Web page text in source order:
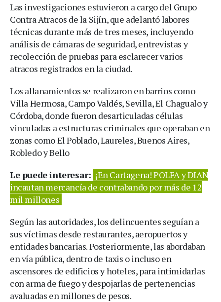
Las investigaciones estuvieron a cargo del Grupo
Contra Atracos de la Sijín, que adelantó labores
técnicas durante más de tres meses, incluyendo
análisis de cámaras de seguridad, entrevistas y
recolección de pruebas para esclarecer varios
atracos registrados en la ciudad.
Los allanamientos se realizaron en barrios como
Villa Hermosa, Campo Valdés, Sevilla, El Chagualo y
Córdoba, donde fueron desarticuladas células
vinculadas a estructuras criminales que operaban en
zonas como El Poblado, Laureles, Buenos Aires,
Robledo y Bello
Le puede interesar: ¡En Cartagena! POLFA y DIAN
incautan mercancía de contrabando por más de 12
mil millones
Según las autoridades, los delincuentes seguían a
sus víctimas desde restaurantes, aeropuertos y
entidades bancarias. Posteriormente, las abordaban
en vía pública, dentro de taxis o incluso en
ascensores de edificios y hoteles, para intimidarlas
con arma de fuego y despojarlas de pertenencias
avaluadas en millones de pesos.